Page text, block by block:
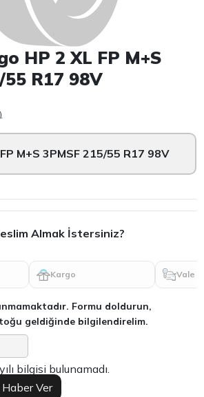
HP 2 XL FP M+S
R17 98V
M+S 3PMSF 215/55 R17 98V
Almak İstersiniz?
Kargo Vale
Formu doldurun,
geldiğinde bilgilendirelim.
bilgisi bulunamadı.
Ver